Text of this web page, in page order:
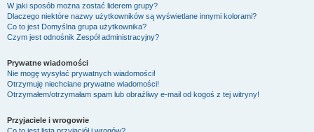
W jaki sposób można zostać liderem grupy?
Dlaczego niektóre nazwy użytkowników są wyświetlane innymi kolorami?
Co to jest Domyślna grupa użytkownika?
Czym jest odnośnik Zespół administracyjny?
Prywatne wiadomości
Nie mogę wysyłać prywatnych wiadomości!
Otrzymuję niechciane prywatne wiadomości!
Otrzymałem/otrzymałam spam lub obraźliwy e-mail od kogoś z tej witryny!
Przyjaciele i wrogowie